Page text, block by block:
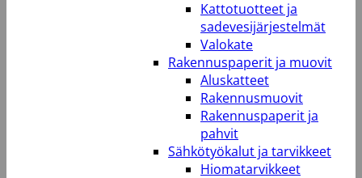
Kattotuotteet ja
sadevesijärjestelmät
Valokate
Rakennuspaperit ja muovit
Aluskatteet
Rakennusmuovit
Rakennuspaperit ja
pahvit
Sähkötyökalut ja tarvikkeet
Hiomatarvikkeet